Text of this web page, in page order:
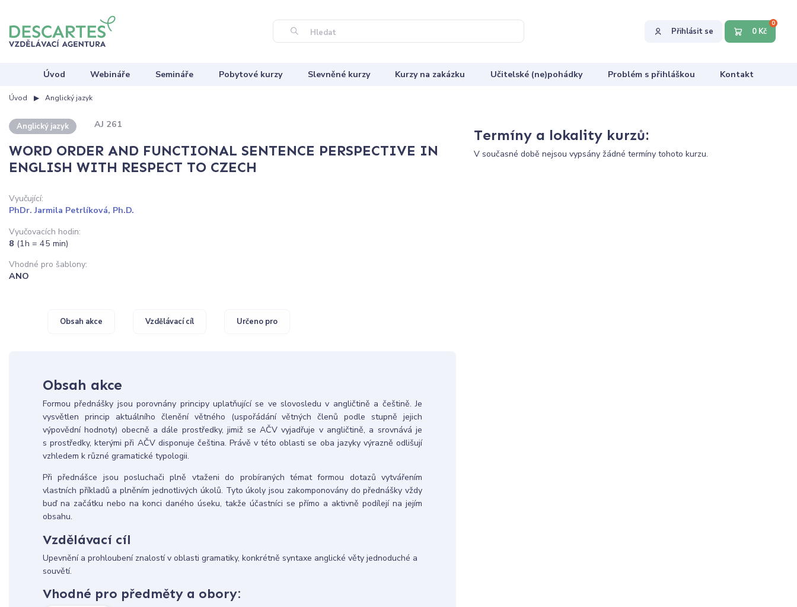
Hledat Přihlásit se 0 Kč
0
Úvod Webináře Semináře Pobytové kurzy Slevněné kurzy Kurzy na zakázku Učitelské (ne)pohádky Problém s přihláškou Kontakt
Úvod Anglický jazyk
Anglický jazyk AJ 261
WORD ORDER AND FUNCTIONAL SENTENCE PERSPECTIVE IN
ENGLISH WITH RESPECT TO CZECH
Vyučující:
PhDr. Jarmila Petrlíková, Ph.D.
Vyučovacích hodin:
8 (1h = 45 min)
Vhodné pro šablony:
ANO
Obsah akce Vzdělávací cíl Určeno pro
Obsah akce
Formou přednášky jsou porovnány principy uplatňující se ve slovosledu v angličtině a češtině. Je
vysvětlen princip aktuálního členění větného (uspořádání větných členů podle stupně jejich
výpovědní hodnoty) obecně a dále prostředky, jimiž se AČV vyjadřuje v angličtině, a srovnává je
s prostředky, kterými při AČV disponuje čeština. Právě v této oblasti se oba jazyky výrazně odlišují
vzhledem k různé gramatické typologii.
Při přednášce jsou posluchači plně vtaženi do probíraných témat formou dotazů vytvářením
vlastních příkladů a plněním jednotlivých úkolů. Tyto úkoly jsou zakomponovány do přednášky vždy
buď na začátku nebo na konci daného úseku, takže účastníci se přímo a aktivně podílejí na jejím
obsahu.
Vzdělávací cíl
Upevnění a prohloubení znalostí v oblasti gramatiky, konkrétně syntaxe anglické věty jednoduché a
souvětí.
Vhodné pro předměty a obory:
Termíny a lokality kurzů:
V současné době nejsou vypsány žádné termíny tohoto kurzu.